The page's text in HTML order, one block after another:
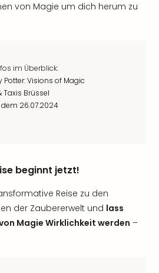
von Magie um dich herum zu
im Überblick:
Potter: Visions of Magic
Taxis Brüssel
26.07.2024
beginnt jetzt!
Reise zu den
der Zaubererwelt und lass
Magie Wirklichkeit werden –